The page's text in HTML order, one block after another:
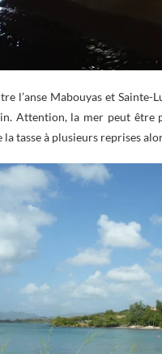
l’anse Mabouyas et Sainte-
Attention, la mer peut être
tasse à plusieurs reprises